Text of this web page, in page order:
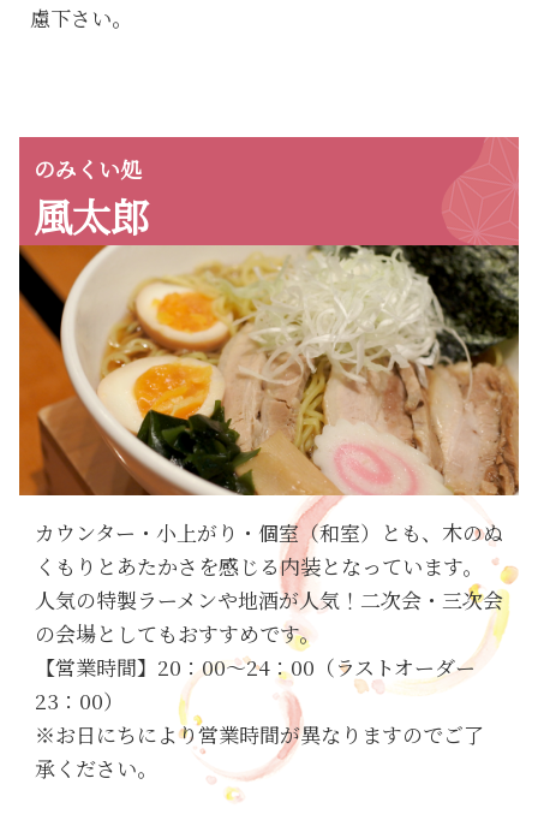
慮下さい。
のみくい処
風太郎
カウンター・小上がり・個室（和室）とも、木のぬ
くもりとあたかさを感じる内装となっています。
人気の特製ラーメンや地酒が人気！二次会・三次会
の会場としてもおすすめです。
【営業時間】20：00～24：00（ラストオーダー
23：00）
※お日にちにより営業時間が異なりますのでご了
承ください。